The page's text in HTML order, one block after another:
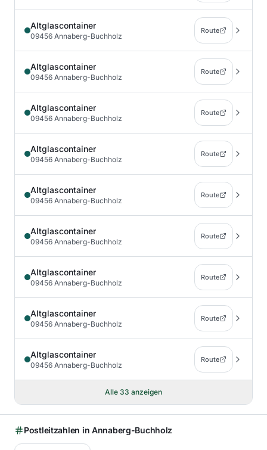
Altglascontainer
09456 Annaberg-Buchholz
Route
Altglascontainer
09456 Annaberg-Buchholz
Route
Altglascontainer
09456 Annaberg-Buchholz
Route
Altglascontainer
09456 Annaberg-Buchholz
Route
Altglascontainer
09456 Annaberg-Buchholz
Route
Altglascontainer
09456 Annaberg-Buchholz
Route
Altglascontainer
09456 Annaberg-Buchholz
Route
Altglascontainer
09456 Annaberg-Buchholz
Route
Altglascontainer
09456 Annaberg-Buchholz
Route
Alle 33 anzeigen
Postleitzahlen in Annaberg-Buchholz